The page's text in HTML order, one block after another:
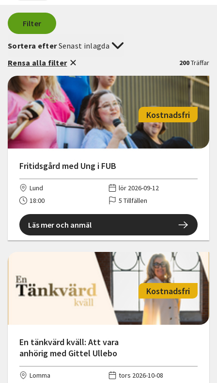
Filter
200Träffar
Sortera efterSenast inlagda
Rensa alla filter
Fritidsgård med Ung i FUB
Kostnadsfri
Lund
lör 2026-09-12
18:00
5 Tillfällen
Läs mer och anmäl
En tänkvärd kväll: Att vara
anhörig med Gittel Ullebo
Kostnadsfri
Lomma
tors 2026-10-08